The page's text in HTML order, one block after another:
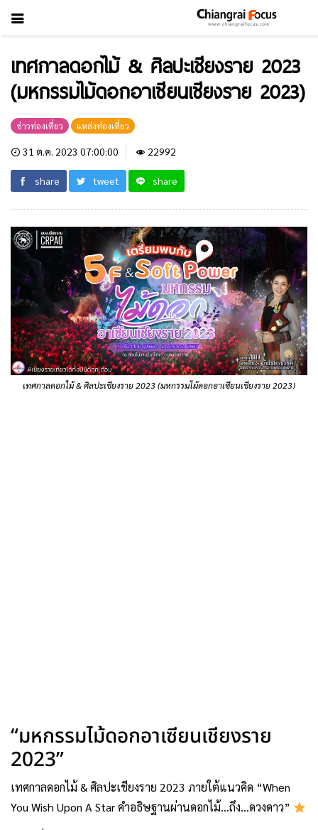
เทศกาลดอกไม้ & ศิลปะเชียงราย 2023
(มหกรรมไม้ดอกอาเซียนเชียงราย 2023)
ข่าวท่องเที่ยว แหล่งท่องเที่ยว
31 ต.ค. 2023 07:00:00 22992
share tweet share
เทศกาลดอกไม้ & ศิลปะเชียงราย 2023 (มหกรรมไม้ดอกอาเซียนเชียงราย 2023)
“มหกรรมไม้ดอกอาเซียนเชียงราย
2023”
เทศกาลดอกไม้ & ศิลปะเชียงราย 2023 ภายใต้แนวคิด “When
You Wish Upon A Star คำอธิษฐานผ่านดอกไม้…ถึง…ดวงดาว”